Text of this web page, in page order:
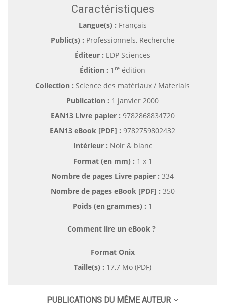
Caractéristiques
Langue(s) : Français
Public(s) : Professionnels, Recherche
Éditeur : EDP Sciences
Édition : 1 re édition
Collection : Science des matériaux / Materials
Publication : 1 janvier 2000
EAN13 Livre papier : 9782868834720
EAN13 eBook [PDF] : 9782759802432
Intérieur : Noir & blanc
Format (en mm) : 1 x 1
Nombre de pages Livre papier : 334
Nombre de pages eBook [PDF] : 350
Poids (en grammes) : 1
Comment lire un eBook ?
Format Onix
Taille(s) : 17,7 Mo (PDF)
PUBLICATIONS DU MÊME AUTEUR